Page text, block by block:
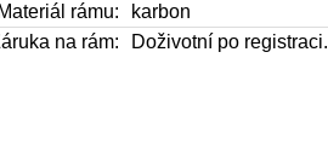
Materiál rámu:
karbon
na rám:
Doživotní po registraci.